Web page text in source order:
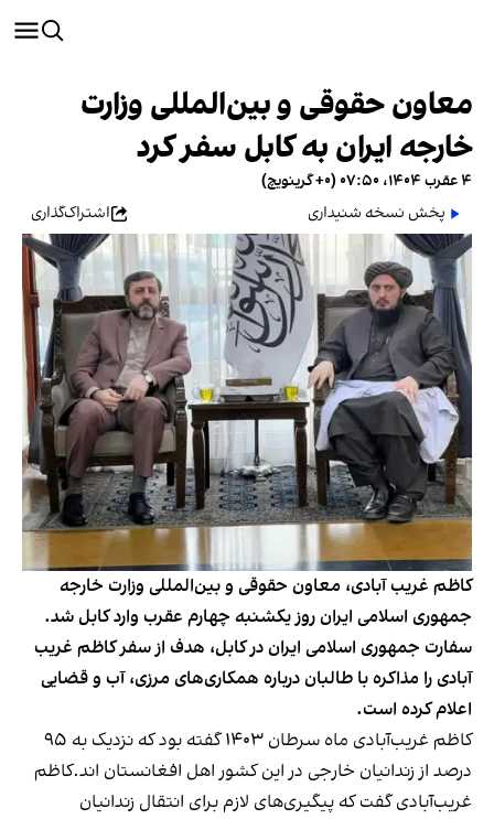
معاون حقوقی و بین‌المللی وزارت
خارجه ایران به کابل سفر کرد
۴ عقرب ۱۴۰۴، ۰۷:۵۰ (‎+۰ گرینویچ)
پخش نسخه شنیداری
اشتراک‌گذاری
کاظم غریب آبادی، معاون حقوقی و بین‌المللی وزارت خارجه
جمهوری اسلامی ایران روز یکشنبه چهارم عقرب وارد کابل شد.
سفارت جمهوری اسلامی ایران در کابل، هدف از سفر کاظم غریب
آبادی را مذاکره با طالبان درباره همکاری‌های مرزی، آب و قضایی
اعلام کرده است.
کاظم غریب‌آبادی ماه سرطان ۱۴۰۳ گفته بود که نزدیک به ۹۵
درصد از زندانیان خارجی در این کشور اهل افغانستان اند.کاظم
غریب‌آبادی گفت که پیگیری‌های لازم برای انتقال زندانیان